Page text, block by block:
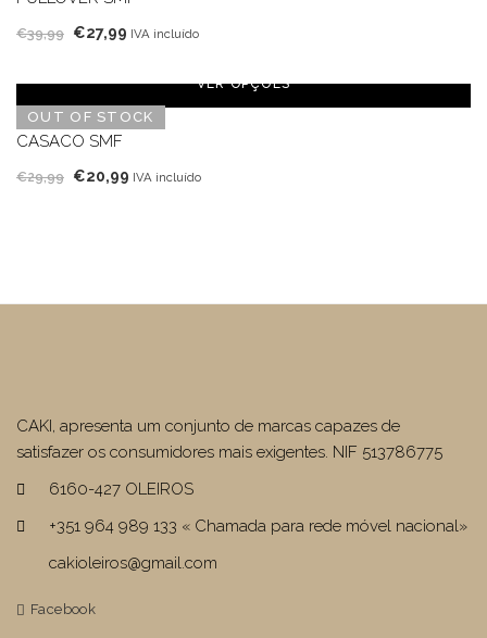
€39,99 O
original
era:
€39,99.
€27,99 O
atual
é:
€27,99.
IVA incluído
OUT OF STOCK
VER OPÇÕES
CASACO SMF
€29,99 O
€20,99 O
IVA incluído
CAKI, apresenta um conjunto de marcas capazes de
satisfazer os consumidores mais exigentes. NIF 513786775
6160-427 OLEIROS
+351 964 989 133 « Chamada para rede móvel nacional»
cakioleiros@gmail.com
Facebook